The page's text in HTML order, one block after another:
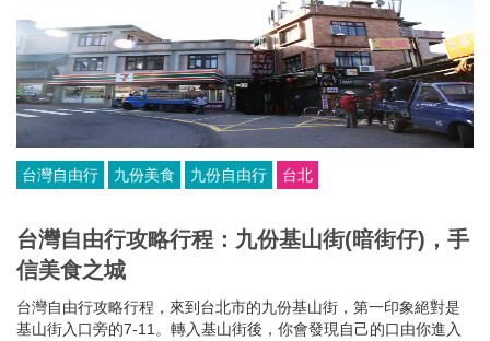
台灣自由行 九份美食 九份自由行 台北
台灣自由行攻略行程：九份基山街(暗街仔)，手
信美食之城
台灣自由行攻略行程，來到台北市的九份基山街，第一印象絕對是
基山街入口旁的7-11。轉入基山街後，你會發現自己的口由你進入